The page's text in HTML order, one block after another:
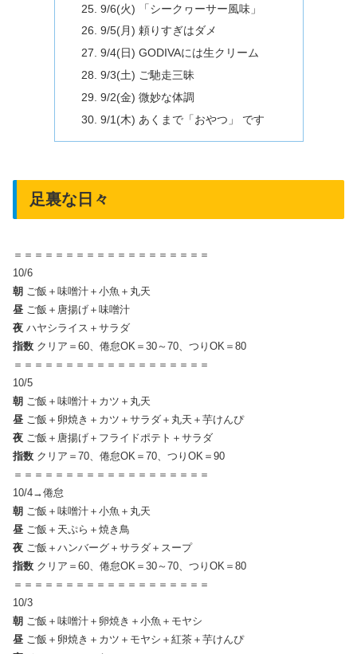
9/6(火) 「シークヮーサー風味」
9/5(月) 頼りすぎはダメ
9/4(日) GODIVAには生クリーム
9/3(土) ご馳走三昧
9/2(金) 微妙な体調
9/1(木) あくまで「おやつ」 です
足裏な日々
＝＝＝＝＝＝＝＝＝＝＝＝＝＝＝＝＝＝＝
10/6
朝 ご飯＋味噌汁＋小魚＋丸天
昼 ご飯＋唐揚げ＋味噌汁
夜 ハヤシライス＋サラダ
指数 クリア＝60、倦怠OK＝30～70、つりOK＝80
＝＝＝＝＝＝＝＝＝＝＝＝＝＝＝＝＝＝＝
10/5
朝 ご飯＋味噌汁＋カツ＋丸天
昼 ご飯＋卵焼き＋カツ＋サラダ＋丸天＋芋けんぴ
夜 ご飯＋唐揚げ＋フライドポテト＋サラダ
指数 クリア＝70、倦怠OK＝70、つりOK＝90
＝＝＝＝＝＝＝＝＝＝＝＝＝＝＝＝＝＝＝
10/4→倦怠
朝 ご飯＋味噌汁＋小魚＋丸天
昼 ご飯＋天ぷら＋焼き鳥
夜 ご飯＋ハンバーグ＋サラダ＋スープ
指数 クリア＝60、倦怠OK＝30～70、つりOK＝80
＝＝＝＝＝＝＝＝＝＝＝＝＝＝＝＝＝＝＝
10/3
朝 ご飯＋味噌汁＋卵焼き＋小魚＋モヤシ
昼 ご飯＋卵焼き＋カツ＋モヤシ＋紅茶＋芋けんぴ